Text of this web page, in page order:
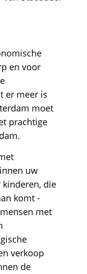
en voor
er meer is
moet
prachtige
uw
die
komt -
met
verkoop
de